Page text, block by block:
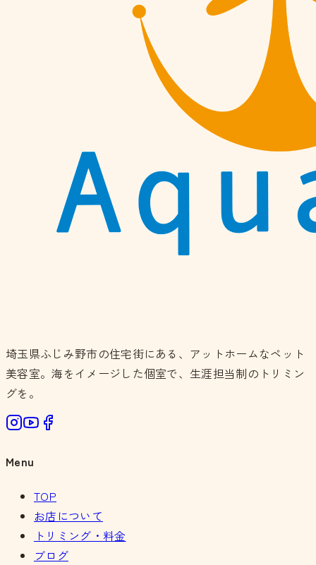
埼玉県ふじみ野市の住宅街にある、アットホームなペット
美容室。海をイメージした個室で、生涯担当制のトリミン
グを。
Menu
TOP
お店について
トリミング・料金
ブログ